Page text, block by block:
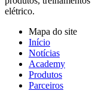
elétrico.
Mapa do site
Início
Notícias
Academy
Produtos
Parceiros